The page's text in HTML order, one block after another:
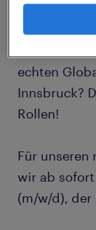
und hast
echten
Innsbruck?
Rollen!
Für unseren
wir ab
(m/w/d), der